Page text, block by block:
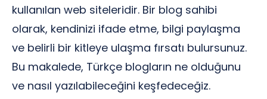
kullanılan web siteleridir. Bir blog sahibi
olarak, kendinizi ifade etme, bilgi paylaşma
ve belirli bir kitleye ulaşma fırsatı bulursunuz.
Bu makalede, Türkçe blogların ne olduğunu
ve nasıl yazılabileceğini keşfedeceğiz.